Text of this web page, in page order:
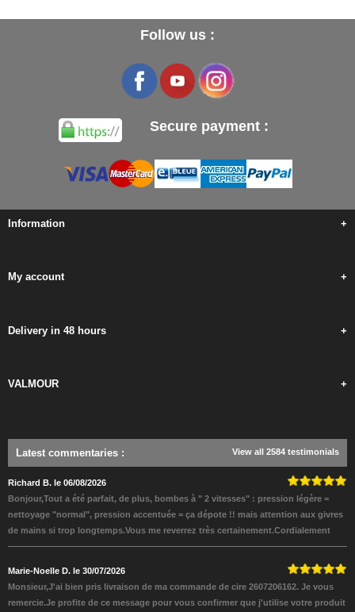
Follow us :
Secure payment :
Information +
My account +
Delivery in 48 hours +
VALMOUR +
Latest commentaries : View all 2584 testimonials
Richard B. le 06/08/2026
Bonjour,Tout a été parfait, de plus, bombes à " 2 vitesses" : pression légère =
nettoyage "normal", pression accentuée = ça dépote !! mais attention aux givres
de mains si trop longtemps.Vous me reverrez très certainement.Cordialement
Marie-Noelle D. le 30/07/2026
Monsieur,J'ai bien pris livraison de ma commande de cire 2607206162. Je vous
remercie.Je profite de ce message pour vous confirmer que j'utilise votre produit